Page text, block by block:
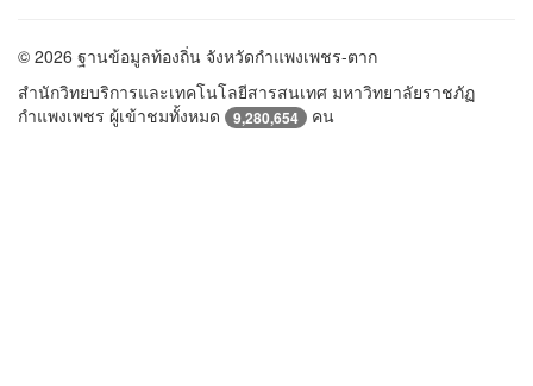
© 2026 ฐานข้อมูลท้องถิ่น จังหวัดกำแพงเพชร-ตาก
สำนักวิทยบริการและเทคโนโลยีสารสนเทศ มหาวิทยาลัยราชภัฏ
กำแพงเพชร ผู้เข้าชมทั้งหมด
9,280,654 คน